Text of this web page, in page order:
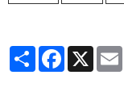
PartagerFacebook
X